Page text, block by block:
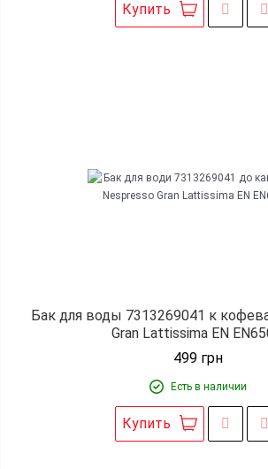
Купить
Бак для воды 7313269041 к
Gran Lattissima EN
499 грн
Есть в наличии
Купить